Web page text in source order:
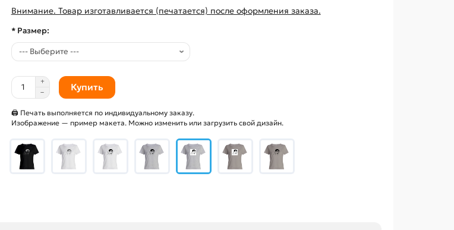
Внимание. Товар изготавливается (печатается) после оформления заказа.
* Размер:
Купить
🖨 Печать выполняется по индивидуальному заказу.
Изображение — пример макета. Можно изменить или загрузить свой дизайн.